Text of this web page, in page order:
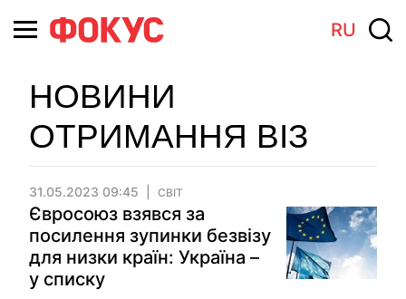
RU
НОВИНИ
ОТРИМАННЯ ВІЗ
31.05.2023 09:45 СВІТ
Євросоюз взявся за
посилення зупинки безвізу
для низки країн: Україна –
у списку